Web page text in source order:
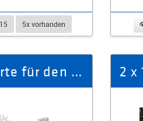
5x vorhanden
Familientageskarte für den Freizeitpark Plohn (2 Erwachsene, 2 Kinder)